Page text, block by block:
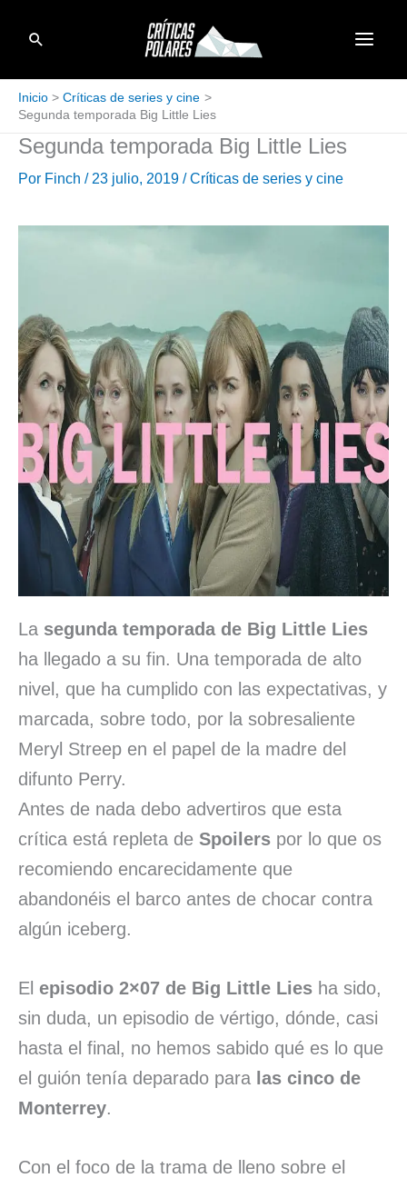
Buscar
Inicio
Críticas de series y cine
Segunda temporada Big Little Lies
Segunda temporada Big Little Lies
Por Finch / 23 julio, 2019 /Críticas de series y cine
La segunda temporada de Big Little Lies
ha llegado a su fin. Una temporada de alto
nivel, que ha cumplido con las expectativas, y
marcada, sobre todo, por la sobresaliente
Meryl Streep en el papel de la madre del
difunto Perry.
Antes de nada debo advertiros que esta
crítica está repleta de Spoilers por lo que os
recomiendo encarecidamente que
abandonéis el barco antes de chocar contra
algún iceberg.
El episodio 2×07 de Big Little Lies ha sido,
sin duda, un episodio de vértigo, dónde, casi
hasta el final, no hemos sabido qué es lo que
el guión tenía deparado para las cinco de
Monterrey.
Con el foco de la trama de lleno sobre el